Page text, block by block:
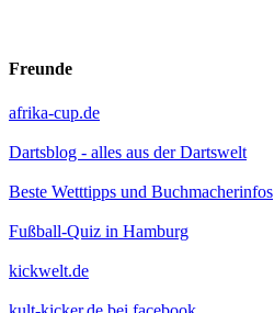
Freunde
afrika-cup.de
Dartsblog - alles aus der Dartswelt
Beste Wetttipps und Buchmacherinfos
Fußball-Quiz in Hamburg
kickwelt.de